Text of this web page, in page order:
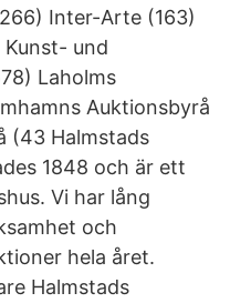
Inter-Arte (163)
und
Laholms
Auktionsbyrå
(43 Halmstads
1848 och är ett
Vi har lång
och
hela året.
Halmstads